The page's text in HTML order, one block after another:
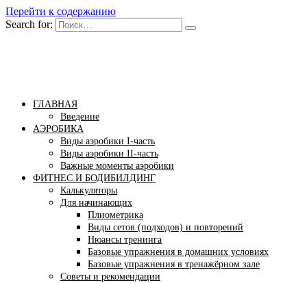
Перейти к содержанию
Search for:
ГЛАВНАЯ
Введение
АЭРОБИКА
Виды аэробики І-часть
Виды аэробики ІІ-часть
Важные моменты аэробики
ФИТНЕС И БОДИБИЛДИНГ
Калькуляторы
Для начинающих
Плиометрика
Виды сетов (подходов) и повторений
Нюансы тренинга
Базовые упражнения в домашних условиях
Базовые упражнения в тренажёрном зале
Советы и рекомендации